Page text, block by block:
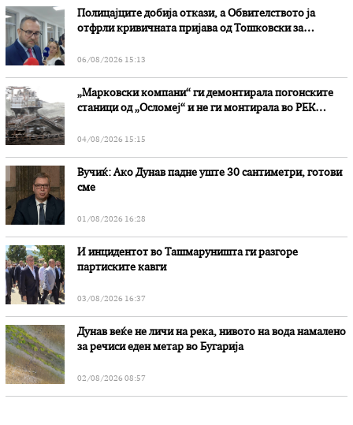
Полицајците добија откази, а Обвителството ја
отфрли кривичната пријава од Тошковски за
06/08/2026 15:13
„Марковски компани“ ги демонтирала погонските
станици од „Осломеј“ и не ги монтирала во РЕК
04/08/2026 15:15
Вучиќ: Ако Дунав падне уште 30 сантиметри, готови
сме
01/08/2026 16:28
И инцидентот во Ташмаруништa ги разгоре
партиските кавги
03/08/2026 16:37
Дунав веќе не личи на река, нивото на вода намалено
за речиси еден метар во Бугарија
02/08/2026 08:57